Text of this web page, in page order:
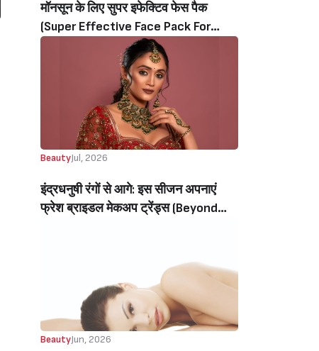
मॉनसून के लिए सुपर इफेक्टिव फेस पैक
(Super Effective Face Pack For
Monsoon Beauty)
BeautyJul, 2026
इंद्रधनुषी रंगों से आगे: इस सीजन अपनाएं
फ्रेश ब्राइडल मेकअप ट्रेंड्स (Beyond
BeautyJun, 2026